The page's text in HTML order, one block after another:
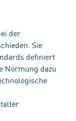
der
Sie
definiert
Normung dazu